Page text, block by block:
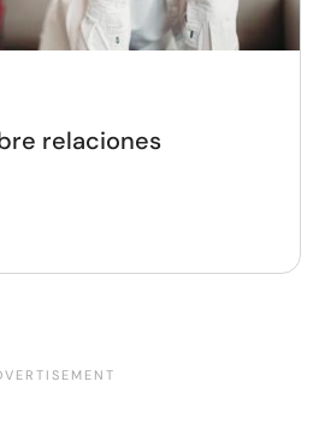
relaciones